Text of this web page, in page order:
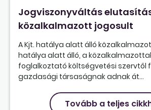
Jogviszonyváltás
közalkalmazott jogosult
A Kjt. hatálya alatt álló
hatálya alatt álló, a
foglalkoztató költségvetési szervtől
gazdasági társaságnak adnak át...
Tovább a teljes